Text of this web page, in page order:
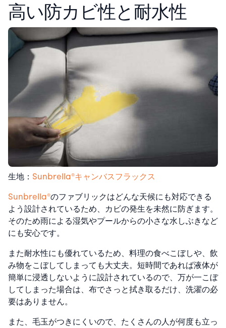
高い防カビ性と耐水性
生地： Sunbrella®︎キャンバスフラックス
Sunbrella®のファブリックはどんな天候にも対応できる
よう設計されているため、カビの発生を未然に防ぎます。
そのため雨による湿気やプールからの小さな水しぶきなど
にも安心です。
また耐水性にも優れているため、料理の食べこぼしや、飲
み物をこぼしてしまっても大丈夫。短時間であれば液体が
簡単に浸透しないように設計されているので、万が一こぼ
してしまった場合は、布でさっと拭き取るだけ、洗濯の必
要はありません。
また、毛玉がつきにくいので、たくさんの人が何度も立っ